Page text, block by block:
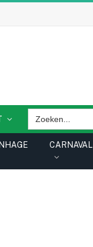
Zoek
naar:
CARNAVAL